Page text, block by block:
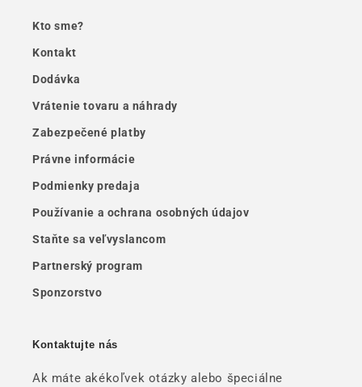
Kto sme?
Kontakt
Dodávka
Vrátenie tovaru a náhrady
Zabezpečené platby
Právne informácie
Podmienky predaja
Používanie a ochrana osobných údajov
Staňte sa veľvyslancom
Partnerský program
Sponzorstvo
Kontaktujte nás
Ak máte akékoľvek otázky alebo špeciálne